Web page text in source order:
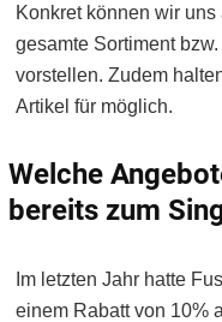
Konkret können wir
gesamte Sortiment
vorstellen. Zudem
Artikel für möglich.
Welche
bereits zum
Im letzten Jahr hatte
einem Rabatt von 10%